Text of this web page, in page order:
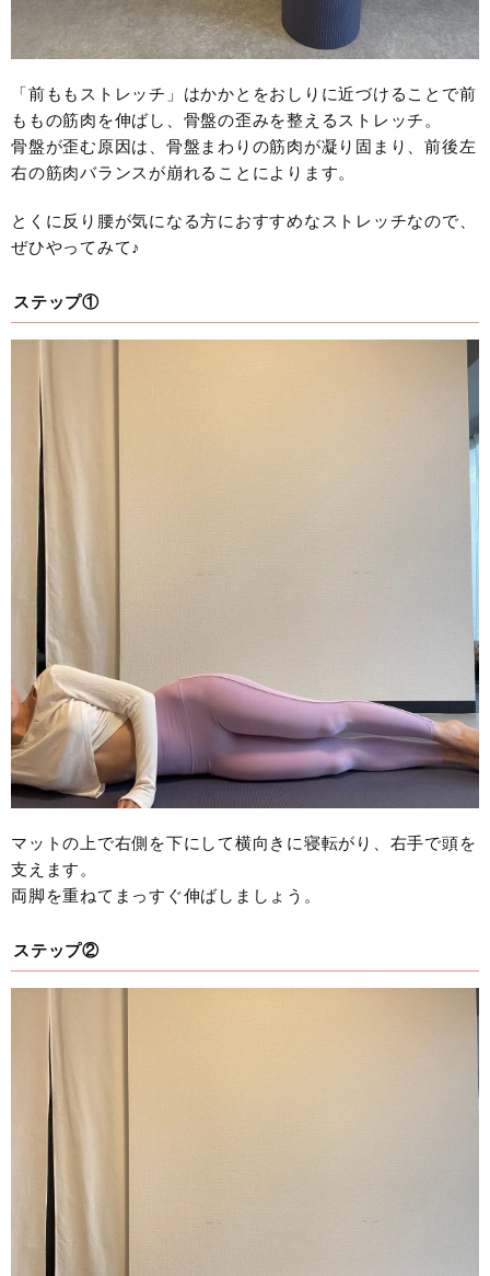
「前ももストレッチ」はかかとをおしりに近づけることで前
ももの筋肉を伸ばし、骨盤の歪みを整えるストレッチ。
骨盤が歪む原因は、骨盤まわりの筋肉が凝り固まり、前後左
右の筋肉バランスが崩れることによります。
とくに反り腰が気になる方におすすめなストレッチなので、
ぜひやってみて♪
ステップ①
マットの上で右側を下にして横向きに寝転がり、右手で頭を
支えます。
両脚を重ねてまっすぐ伸ばしましょう。
ステップ②